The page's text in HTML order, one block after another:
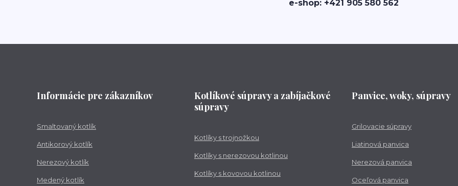
e-shop: +421 905 580 562
Informácie pre zákazníkov
Smaltovaný kotlík
Antikorový kotlík
Nerezový kotlík
Medený kotlík
Kotlíkové súpravy a zabíjačkové
súpravy
Kotlíky s trojnožkou
Kotlíky s nerezovou kotlinou
Kotlíky s kovovou kotlinou
Panvice, woky, súpravy
Grilovacie súpravy
Liatinová panvica
Nerezová panvica
Oceľová panvica